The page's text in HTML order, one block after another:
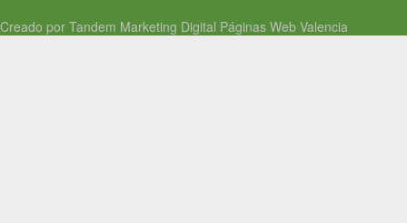
Creado por Tandem Marketing Digital Páginas Web Valencia